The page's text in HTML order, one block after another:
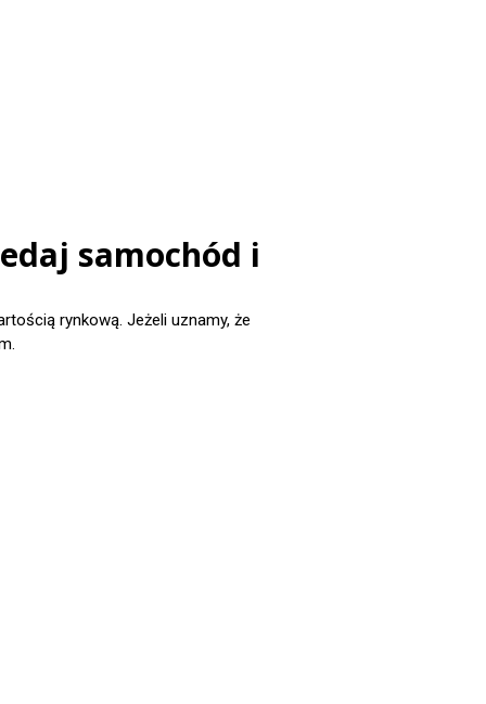
samochód i
rynkową. Jeżeli uznamy, że